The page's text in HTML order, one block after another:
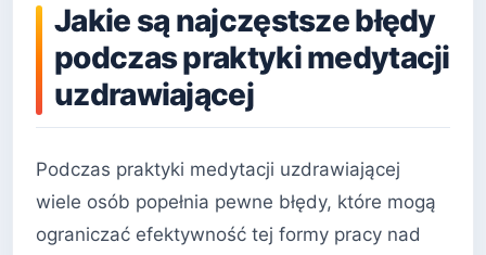
Jakie są najczęstsze błędy
podczas praktyki medytacji
uzdrawiającej
Podczas praktyki medytacji uzdrawiającej
wiele osób popełnia pewne błędy, które mogą
ograniczać efektywność tej formy pracy nad